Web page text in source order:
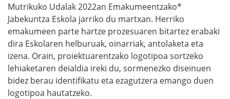
Mutrikuko Udalak 2022an Emakumeentzako*
Jabekuntza Eskola jarriko du martxan. Herriko
emakumeen parte hartze prozesuaren bitartez erabaki
dira Eskolaren helburuak, oinarriak, antolaketa eta
izena. Orain, proiektuarentzako logotipoa sortzeko
lehiaketaren deialdia ireki du, sormenezko diseinuen
bidez berau identifikatu eta ezagutzera emango duen
logotipoa hautatzeko.